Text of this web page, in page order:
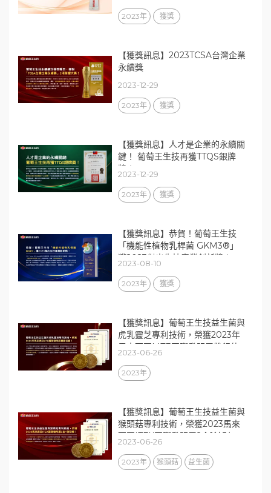
2023年 獲獎
【獲獎訊息】2023TCSA台灣企業
永續獎
2023-12-29
2023年 獲獎
【獲獎訊息】人才是企業的永續關
鍵！ 葡萄王生技再獲TTQS銀牌
獎！
2023-12-29
2023年 獲獎
【獲獎訊息】恭賀！葡萄王生技
「機能性植物乳桿菌 GKM3®」
獲2023傑出生技產業創新獎！
2023-08-10
2023年 獲獎
【獲獎訊息】葡萄王生技益生菌與
虎乳靈芝專利技術，榮獲2023年
馬來西亞MTE國際發明展雙銀佳
績！
2023-06-26
2023年
【獲獎訊息】葡萄王生技益生菌與
猴頭菇專利技術，榮獲2023馬來
西亞ITEX國際發明展2金1特別
獎！
2023-06-26
2023年 猴頭菇 益生菌